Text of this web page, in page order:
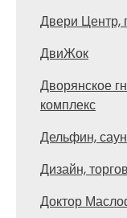
Двери Центр,
ДвиЖок
Дворянское
комплекс
Дельфин,
Дизайн,
Доктор